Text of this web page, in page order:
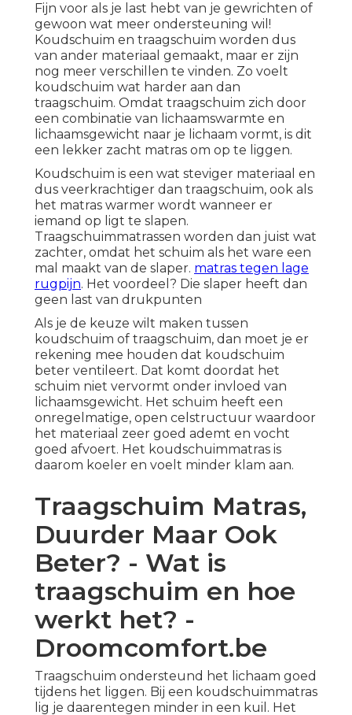
Fijn voor als je last hebt van je gewrichten of
gewoon wat meer ondersteuning wil!
Koudschuim en traagschuim worden dus
van ander materiaal gemaakt, maar er zijn
nog meer verschillen te vinden. Zo voelt
koudschuim wat harder aan dan
traagschuim. Omdat traagschuim zich door
een combinatie van lichaamswarmte en
lichaamsgewicht naar je lichaam vormt, is dit
een lekker zacht matras om op te liggen.
Koudschuim is een wat steviger materiaal en
dus veerkrachtiger dan traagschuim, ook als
het matras warmer wordt wanneer er
iemand op ligt te slapen.
Traagschuimmatrassen worden dan juist wat
zachter, omdat het schuim als het ware een
mal maakt van de slaper. matras tegen lage
rugpijn. Het voordeel? Die slaper heeft dan
geen last van drukpunten
Als je de keuze wilt maken tussen
koudschuim of traagschuim, dan moet je er
rekening mee houden dat koudschuim
beter ventileert. Dat komt doordat het
schuim niet vervormt onder invloed van
lichaamsgewicht. Het schuim heeft een
onregelmatige, open celstructuur waardoor
het materiaal zeer goed ademt en vocht
goed afvoert. Het koudschuimmatras is
daarom koeler en voelt minder klam aan.
Traagschuim Matras,
Duurder Maar Ook
Beter? - Wat is
traagschuim en hoe
werkt het? -
Droomcomfort.be
Traagschuim ondersteund het lichaam goed
tijdens het liggen. Bij een koudschuimmatras
lig je daarentegen minder in een kuil. Het